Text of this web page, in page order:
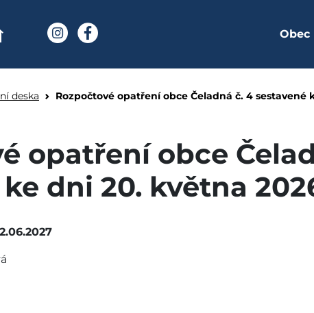
Čeladná č. 4
Obec
deska Rozpočtové opatření obce Čeladná č. 4 sestavené
opatření obce
dni 20. května